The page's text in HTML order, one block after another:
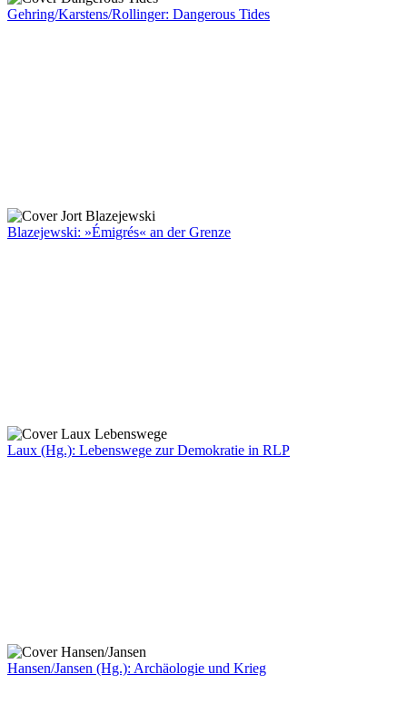
Gehring/Karstens/Rollinger: Dangerous Tides
Blazejewski: »Émigrés« an der Grenze
Laux (Hg.): Lebenswege zur Demokratie in RLP
Hansen/Jansen (Hg.): Archäologie und Krieg